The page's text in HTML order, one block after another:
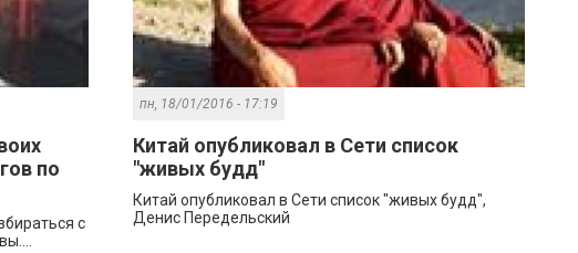
по
с
пн, 18/01/2016 - 17:19
Китай опубликовал в Сети список
"живых будд"
Китай опубликовал в Сети список "живых будд",
Денис Передельский